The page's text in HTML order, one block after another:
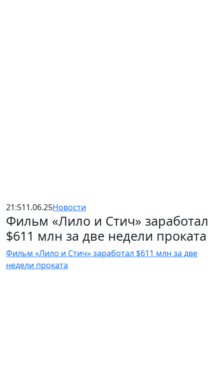
21:511.06.25Новости
Фильм «Лило и Стич» заработал
$611 млн за две недели проката
Фильм «Лило и Стич» заработал $611 млн за две
недели проката